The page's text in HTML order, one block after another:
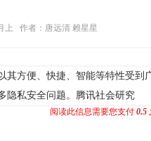
上
作者：唐远清 赖星星
便、快捷、智能等特性受到
隐私安全问题。腾讯社会研究
阅读此信息需要您支付 0.5